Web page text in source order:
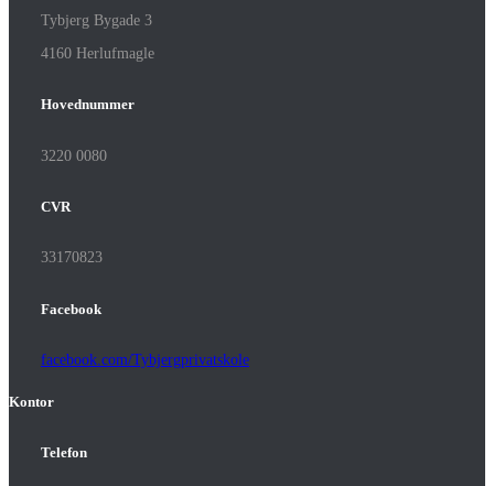
Tybjerg Bygade 3
4160 Herlufmagle
Hovednummer
3220 0080
CVR
33170823
Facebook
facebook.com/Tybjergprivatskole
Kontor
Telefon